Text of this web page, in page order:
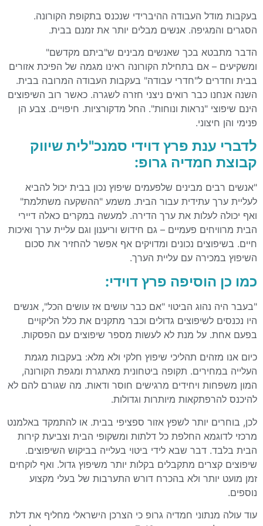
בעקבות מודל העבודה ההיברידי שנכנס בתקופת הקורונה.
הסגרים והמגיפה. אנשים מבלים יותר את זמנם בבית.
הדבר מתבטא בכך שאנשים מבינים ש"ביתם מקדשם"
ומשקיעים – אם בתחילת הקורונה ראינו מגמה של הפיכת אזורים
בבית וחדרים ל"חדרי עבודה" בעקבות העבודה המרובה בבית.
השנה אנחנו כבר רואים ניצני חזרה לשגרה. כאשר רוב השיפוצים
הינם שיפוצי "נראות ונוחות". החל מדקורציות. חיפויים. צבע הן
פנימי והן חיצוני.
לדברי ענת פרץ דוידי סמנכ"לית שיווק
קבוצת חמדיה גרופ:
"אנשים רבים מבינים שלפעמים שיפוץ נכון בבית יכול להביא
לעליית ערך עתידית עבור הבית. משמע "ההשקעה משתלמת"
ואף יכולה לעלות את ערך הדירה. למעשה במקרים כאלה דיירי
הבית מרוויחים פעמיים – גם חידוש וריענון וגם עליית ערך ואיכות
חיים. בשיפוצים נכונים ומדויקים אף אפשר להחזיר את סכום
השיפוץ במכירה עם עליית הערך.
כמו כן הוסיפה פרץ דוידי:
"בעבר היה נהוג הביטוי "אם כבר עושים אז עושים הכל", אנשים
היו נכנסים לשיפוצים גדולים וכבר מתקנים את כלל הליקויים
בפעם אחת. על מנת לא לעשות מספר שיפוצים עם הפסקות.
כיום אנו מזהים תהליכי שיפוץ חלקי ולא מלא: בעקבות מגמת
העלייה במחירים. תקופה ביטחונית מאתגרת ומגפת הקורונה,
המון משפחות ויחידים מרגישים חוסר ודאות. מה שגורם להם לא
להיכנס להרפתקאות מיותרות וגדולות.
לכן, בוחרים יותר לשפץ אזור ספציפי בבית. או להתמקד באלמנט
מרכזי לדוגמא החלפת כל דלתות ומשקופי הבית וצביעת קירות
הבית בלבד. דבר שבא לידי ביטוי בעלייה בביקוש השיפוצים.
שיפוצים קצרים מתקבלים בקלות יותר משיפוץ גדול. ואף לוקחים
זמן מועט יותר ולא בהכרח דורש התערבות של בעלי מקצוע
נוספים.
עוד עולה מנתוני חמדיה גרופ כי הצרכן הישראלי מחליף את דלת